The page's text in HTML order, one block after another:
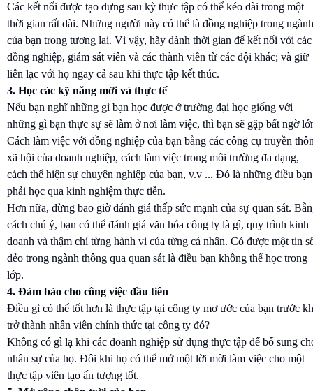
Các kết nối được tạo dựng sau kỳ thực tập có thể kéo dài trong một
thời gian rất dài. Những người này có thể là đồng nghiệp trong ngành
của bạn trong tương lai. Vì vậy, hãy dành thời gian để kết nối với các
đồng nghiệp, giám sát viên và các thành viên từ các đội khác; và giữ
liên lạc với họ ngay cả sau khi thực tập kết thúc.
3. Học các kỹ năng mới và thực tế
Nếu bạn nghĩ những gì bạn học được ở trường đại học giống với
những gì bạn thực sự sẽ làm ở nơi làm việc, thì bạn sẽ gặp bất ngờ
Cách làm việc với đồng nghiệp của bạn bằng các công cụ truyền
xã hội của doanh nghiệp, cách làm việc trong môi trường đa dạng,
cách thể hiện sự chuyên nghiệp của bạn, v.v ... Đó là những điều bạn
phải học qua kinh nghiệm thực tiễn.
Hơn nữa, đừng bao giờ đánh giá thấp sức mạnh của sự quan sát.
cách chú ý, bạn có thể đánh giá văn hóa công ty là gì, quy trình kinh
doanh và thậm chí từng hành vi của từng cá nhân. Có được một tin
dẻo trong ngành thông qua quan sát là điều bạn không thể học trong
lớp.
4. Đảm bảo cho công việc đầu tiên
Điều gì có thể tốt hơn là thực tập tại công ty mơ ước của bạn trước
trở thành nhân viên chính thức tại công ty đó?
Không có gì lạ khi các doanh nghiệp sử dụng thực tập để bổ sung
nhân sự của họ. Đôi khi họ có thể mở một lời mời làm việc cho một
thực tập viên tạo ấn tượng tốt.